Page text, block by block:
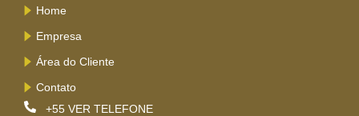
Home
Empresa
Área do Cliente
Contato
+55 VER TELEFONE